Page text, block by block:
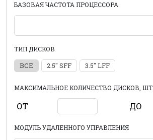
БАЗОВАЯ ЧАСТОТА ПРОЦЕССОРА
ТИП ДИСКОВ
ВСЕ 2.5" SFF 3.5" LFF
МАКСИМАЛЬНОЕ КОЛИЧЕСТВО ДИСКОВ, ШТ.
ОТ ДО
МОДУЛЬ УДАЛЕННОГО УПРАВЛЕНИЯ